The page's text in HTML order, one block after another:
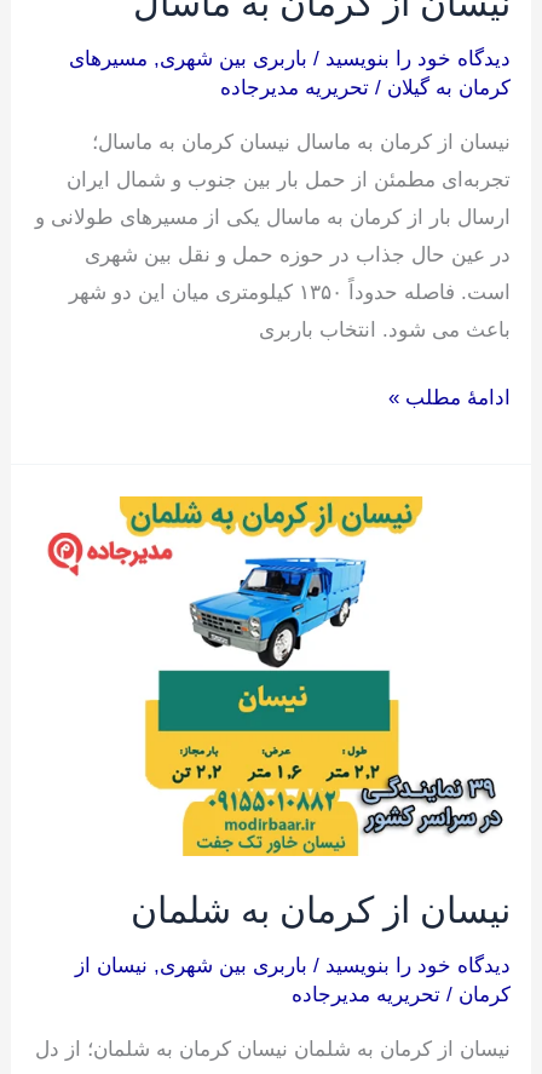
دیدگاه‌ خود را بنویسید / باربری بین شهری, مسیرهای
کرمان به گیلان /تحریریه مدیرجاده
نیسان از کرمان به ماسال نیسان کرمان به ماسال؛
تجربه‌ای مطمئن از حمل بار بین جنوب و شمال ایران
ارسال بار از کرمان به ماسال یکی از مسیرهای طولانی و
در عین حال جذاب در حوزه حمل و نقل بین شهری
است. فاصله حدوداً ۱۳۵۰ کیلومتری میان این دو شهر
باعث می شود. انتخاب باربری
ادامۀ مطلب »
نیسان از کرمان به شلمان
دیدگاه‌ خود را بنویسید / باربری بین شهری, نیسان از
کرمان /تحریریه مدیرجاده
نیسان از کرمان به شلمان نیسان کرمان به شلمان؛ از دل